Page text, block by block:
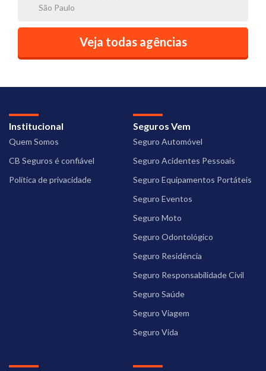
São Paulo
Veja todas agências
Institucional
Quem Somos
CB Seguros é confiável
Política de privacidade
Seguros Vem
Seguro Automóvel
Seguro Acidentes Pessoais
Seguro Equipamentos Portáteis
Seguro Eventos
Seguro Moto
Seguro Odontológico
Seguro Residência
Seguro Responsabilidade Civil
Seguro Saúde
Seguro Viagem
Seguro Vida